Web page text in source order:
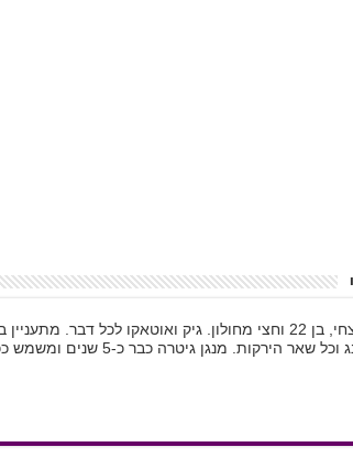
שמי צחי, בן 22 וחצי מחולון. גיק ואוטאקו לכל דבר.
שאר הירקות. מנגן גיטרה כבר כ-5 שנים ומשמש ככתב גיימינג וקולנוע